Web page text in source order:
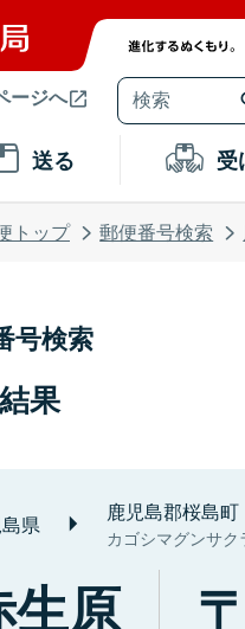
ージへ
送る 受
トップ 郵便番号検索
号検索
果
県 鹿児島郡桜島町
カゴシマグンサク
生原